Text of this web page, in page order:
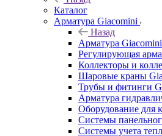
Каталог
Арматура Giacomini
Назад
Арматура Giacomini
Регулирующая
Коллекторы и
Шаровые краны
Трубы и фитинги
Арматура
Оборудование для
Системы
Системы учета